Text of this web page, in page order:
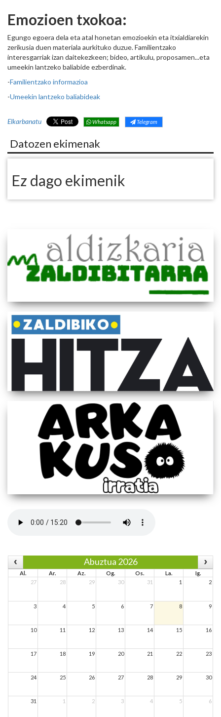
Emozioen txokoa:
Egungo egoera dela eta atal honetan emozioekin eta itxialdiarekin
zerikusia duen materiala aurkituko duzue. Familientzako
interesgarriak izan daitekezkeen; bideo, artikulu, proposamen...eta
umeekin lantzeko baliabide ezberdinak.
-Familientzako informazioa
-Umeekin lantzeko baliabideak
Elkarbanatu Whatsapp Telegram
Datozen ekimenak
Ez dago ekimenik
Abuztua 2026
Al. Ar. Az. Og. Os. La.
Ig.
27
28 29 30 31 1 2
3 4 5 6 7 8 9
10 11 12 13 14 15 16
17 18 19 20 21 22 23
24 25 26 27 28 29 30
31 1 2 3 4 5 6